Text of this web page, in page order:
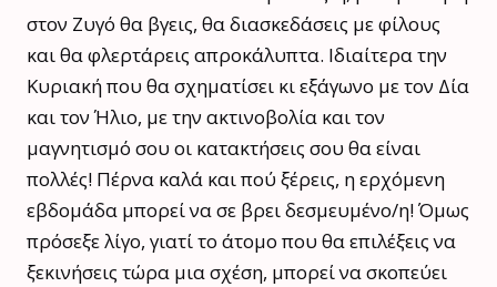
στον Ζυγό θα βγεις, θα διασκεδάσεις με φίλους
και θα φλερτάρεις απροκάλυπτα. Ιδιαίτερα την
Κυριακή που θα σχηματίσει κι εξάγωνο με τον Δία
και τον Ήλιο, με την ακτινοβολία και τον
μαγνητισμό σου οι κατακτήσεις σου θα είναι
πολλές! Πέρνα καλά και πού ξέρεις, η ερχόμενη
εβδομάδα μπορεί να σε βρει δεσμευμένο/η! Όμως
πρόσεξε λίγο, γιατί το άτομο που θα επιλέξεις να
ξεκινήσεις τώρα μια σχέση, μπορεί να σκοπεύει